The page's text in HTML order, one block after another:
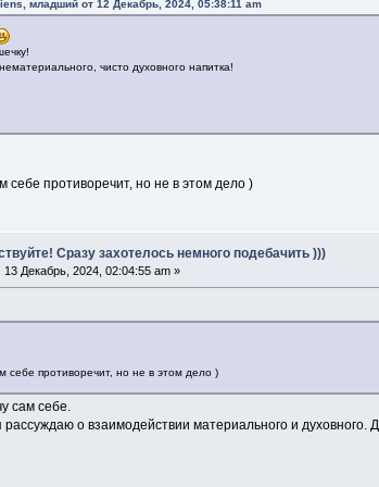
младший от 12 Декабрь, 2024, 05:38:11 am
чисто духовного напитка!
себе противоречит, но не в этом дело )
Сразу захотелось немного подебачить )))
13 Декабрь, 2024, 02:04:55 am »
себе противоречит, но не в этом дело )
сам себе.
рассуждаю о взаимодействии материального и духовного.